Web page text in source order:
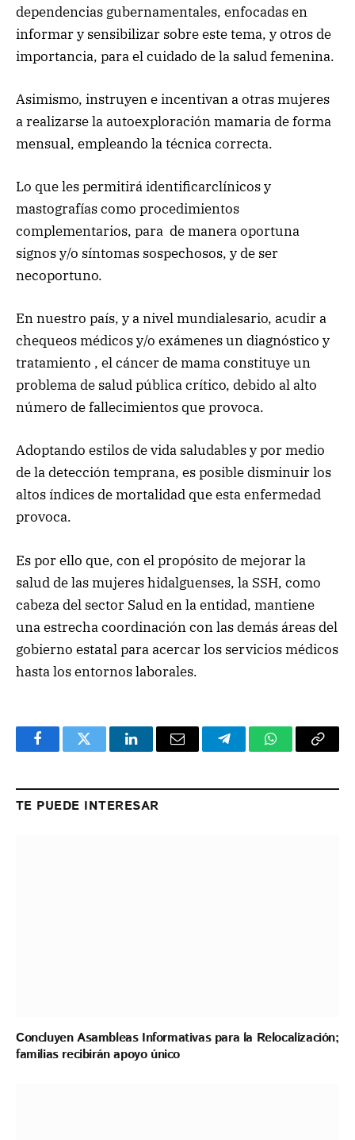
dependencias gubernamentales, enfocadas en
informar y sensibilizar sobre este tema, y otros de
importancia, para el cuidado de la salud femenina.
Asimismo, instruyen e incentivan a otras mujeres
a realizarse la autoexploración mamaria de forma
mensual, empleando la técnica correcta.
Lo que les permitirá identificarclínicos y
mastografías como procedimientos
complementarios, para de manera oportuna
signos y/o síntomas sospechosos, y de ser
necoportuno.
En nuestro país, y a nivel mundialesario, acudir a
chequeos médicos y/o exámenes un diagnóstico y
tratamiento , el cáncer de mama constituye un
problema de salud pública crítico, debido al alto
número de fallecimientos que provoca.
Adoptando estilos de vida saludables y por medio
de la detección temprana, es posible disminuir los
altos índices de mortalidad que esta enfermedad
provoca.
Es por ello que, con el propósito de mejorar la
salud de las mujeres hidalguenses, la SSH, como
cabeza del sector Salud en la entidad, mantiene
una estrecha coordinación con las demás áreas del
gobierno estatal para acercar los servicios médicos
hasta los entornos laborales.
FacebookTwitter LinkedInEmail TelegramWhatsApp
Copy
TE PUEDE INTERESAR
Concluyen Asambleas Informativas para la Relocalización;
familias recibirán apoyo único